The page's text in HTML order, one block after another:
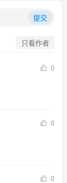
提交
只看作者
0
0
0